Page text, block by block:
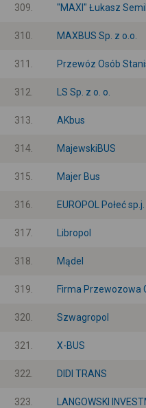
309. "MAXI" Łukasz
310. MAXBUS Sp. z o.o.
311. Przewóz Osób
312. LS Sp. z o. o.
313. AKbus
314. MajewskiBUS
315. Majer Bus
316. EUROPOL Połeć sp.j.
317. Libropol
318. Mądel
319. Firma Przewozowa
320. Szwagropol
321. X-BUS
322. DIDI TRANS
323. LANGOWSKI